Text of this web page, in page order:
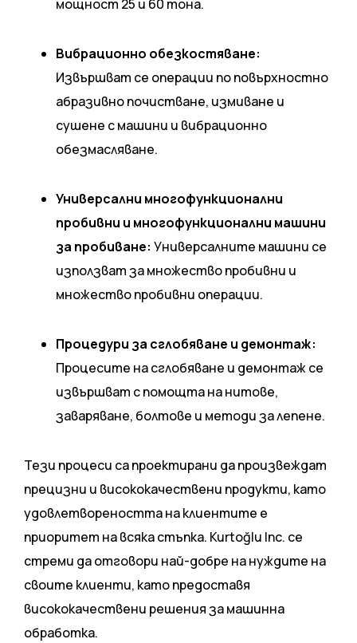
мощност 25 и 60 тона.
Вибрационно обезкостяване:
Извършват се операции по повърхностно
абразивно почистване, измиване и
сушене с машини и вибрационно
обезмасляване.
Универсални многофункционални
пробивни и многофункционални машини
за пробиване: Универсалните машини се
използват за множество пробивни и
множество пробивни операции.
Процедури за сглобяване и демонтаж:
Процесите на сглобяване и демонтаж се
извършват с помощта на нитове,
заваряване, болтове и методи за лепене.
Тези процеси са проектирани да произвеждат
прецизни и висококачествени продукти, като
удовлетвореността на клиентите е
приоритет на всяка стъпка. Kurtoğlu Inc. се
стреми да отговори най-добре на нуждите на
своите клиенти, като предоставя
висококачествени решения за машинна
обработка.